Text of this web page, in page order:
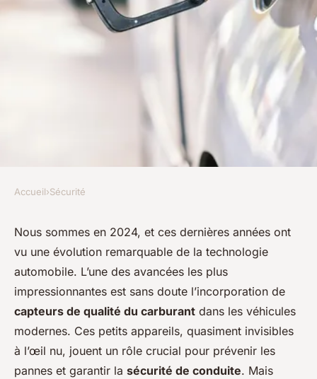
En quoi les capteurs de qualité
du carburant peuvent-ils
prévenir les pannes et
contribuer à la sécurité de
conduite ?
Accueil›Sécurité
Nous sommes en 2024, et ces dernières années ont
vu une évolution remarquable de la technologie
automobile. L’une des avancées les plus
impressionnantes est sans doute l’incorporation de
capteurs de qualité du carburant dans les véhicules
modernes. Ces petits appareils, quasiment invisibles
à l’œil nu, jouent un rôle crucial pour prévenir les
pannes et garantir la sécurité de conduite. Mais